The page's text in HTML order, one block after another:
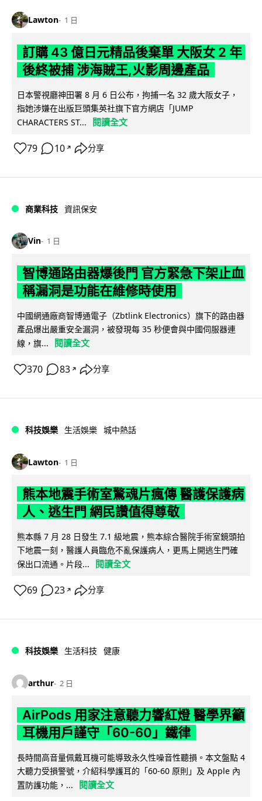
Lawton 1 日
訂購 43 億日元精品後棄單 大阪女 2 年
後終被捕 涉海賊王,火影周邊產品
日本警視廳神田署 8 月 6 日公布，拘捕一名 32 歲大阪女子，
指她涉嫌在出版巨頭集英社旗下官方網店「JUMP
CHARACTERS ST...
閱讀全文
79 10 ↗ 分享
商業科技 資訊保安
Vin 1 日
智博通路由器爆後門 官方緊急下架止血
稱漏洞是功能在維修時使用
中國網通廠商智博通電子（Zbtlink Electronics）旗下的路由器
產品爆出嚴重安全漏洞，被發現每 35 秒便會與中國伺服器連
線，旗...
閱讀全文
370 83 ↗ 分享
科技娛樂 生活娛樂 城中熱話
Lawton 1 日
熊本地震手術室驚魂片瘋傳 醫護保護病
人、逃生門 網民讚值得尊敬
熊本縣 7 月 28 日發生 7.1 級地震，熊本綜合醫院手術室鏡頭拍
下地震一刻，醫護人員臨危不亂保護病人，更馬上開逃生門確
保出口流通。片段...
閱讀全文
69 23 ↗ 分享
科技娛樂 生活科技 健康
arthur 2 日
AirPods 用家注意聽力響紅燈 醫學界籲
耳機用戶謹守「60-60」鐵律
長時間高音量佩戴耳機可能導致永久性噪音性聽損。本文盤點 4
大聽力受損警號，介紹科學護耳的「60-60 原則」及 Apple 內
置防護功能，...
閱讀全文